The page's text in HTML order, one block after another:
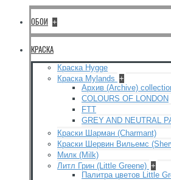
ОБОИ +
КРАСКА
Краска Hygge
Краска Mylands +
Архив (Archive)
COLOURS OF LONDON
FTT
GREY AND NEUTRAL
Краски Шарман (Charmant)
Краски Шервин Вильемс
Милк (Milk)
Литл Грин (Little Greene) +
Палитра цветов Little